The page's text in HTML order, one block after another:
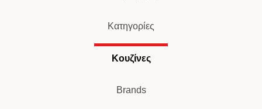
Κατηγορίες
Κουζίνες
Brands